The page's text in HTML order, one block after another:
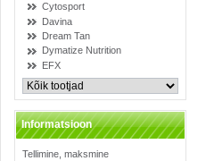
Cytosport
Davina
Dream Tan
Dymatize Nutrition
EFX
Informatsioon
Tellimine, maksmine